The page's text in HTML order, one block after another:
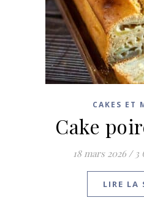
CAKES ET
Cake
18 mars 2026 / 3
LIRE LA